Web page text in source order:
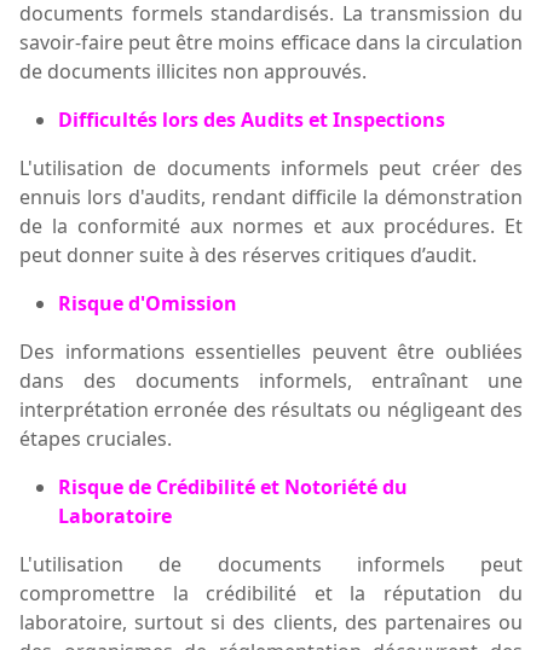
documents formels standardisés. La transmission du
savoir-faire peut être moins efficacedans la circulation
de documents illicites non approuvés.
Difficultés lors des Audits et Inspections
L'utilisation de documents informels peut créer des
ennuis lors d'audits, rendant difficile la démonstration
de la conformité aux normes et aux procédures. Et
peut donner suite à des réserves critiques d’audit.
Risque d'Omission
Des informations essentielles peuvent être oubliées
dans des documents informels, entraînant une
interprétation erronée des résultats ou négligeant des
étapes cruciales.
Risque de Crédibilité et Notoriété du
Laboratoire
L'utilisation de documents informels peut
compromettre la crédibilité et la réputation du
laboratoire, surtout si des clients, des partenaires ou